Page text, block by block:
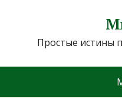
Простые истины